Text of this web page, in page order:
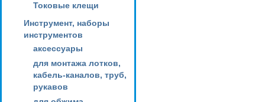
Токовые клещи
Инструмент, наборы
инструментов
аксессуары
для монтажа лотков,
кабель-каналов, труб,
рукавов